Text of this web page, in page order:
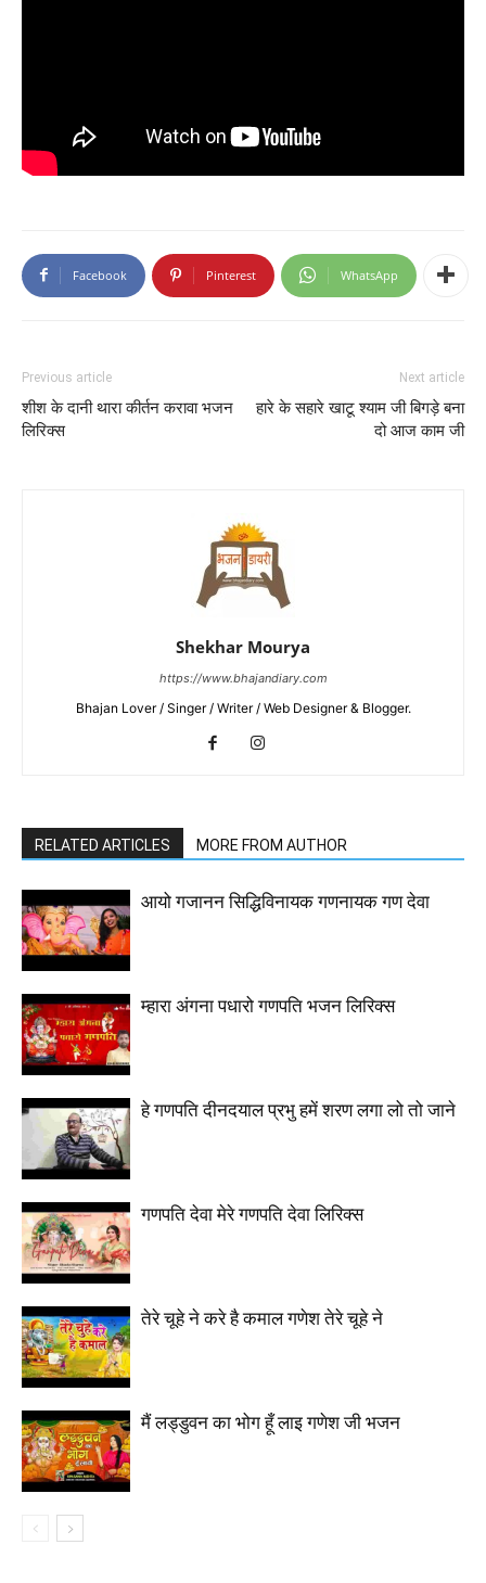
Facebook Pinterest WhatsApp
Previous article
शीश के दानी थारा कीर्तन करावा भजन
लिरिक्स
Next article
हारे के सहारे खाटू श्याम जी बिगड़े बना
दो आज काम जी
Shekhar Mourya
https://www.bhajandiary.com
Bhajan Lover / Singer / Writer / Web Designer & Blogger.
RELATED ARTICLES MORE FROM AUTHOR
आयो गजानन सिद्धिविनायक गणनायक गण देवा
म्हारा अंगना पधारो गणपति भजन लिरिक्स
हे गणपति दीनदयाल प्रभु हमें शरण लगा लो तो जाने
गणपति देवा मेरे गणपति देवा लिरिक्स
तेरे चूहे ने करे है कमाल गणेश तेरे चूहे ने
मैं लड्डुवन का भोग हूँ लाइ गणेश जी भजन